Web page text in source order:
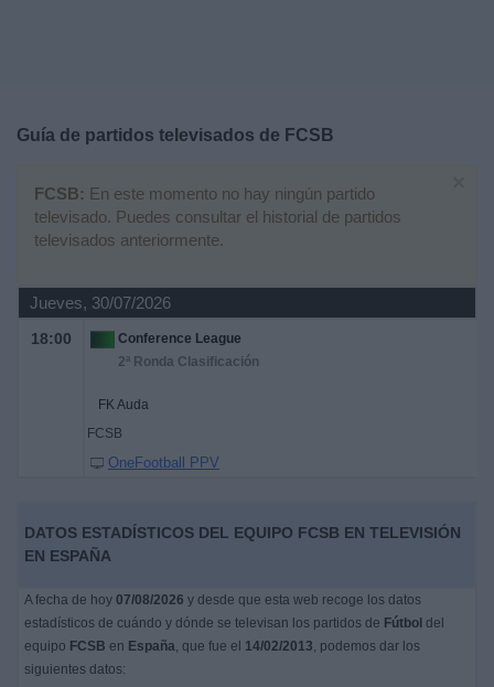
Guía de partidos televisados de FCSB
FCSB: En este momento no hay ningún partido
televisado. Puedes consultar el historial de partidos
televisados anteriormente.
Jueves, 30/07/2026
18:00
Conference League
2ª Ronda Clasificación
FK Auda
FCSB
OneFootball PPV
DATOS ESTADÍSTICOS DEL EQUIPO FCSB EN TELEVISIÓN
EN ESPAÑA
A fecha de hoy 07/08/2026 y desde que esta web recoge los datos
estadísticos de cuándo y dónde se televisan los partidos de Fútbol del
equipo FCSB en España, que fue el 14/02/2013, podemos dar los
siguientes datos:
Noticias
Widget